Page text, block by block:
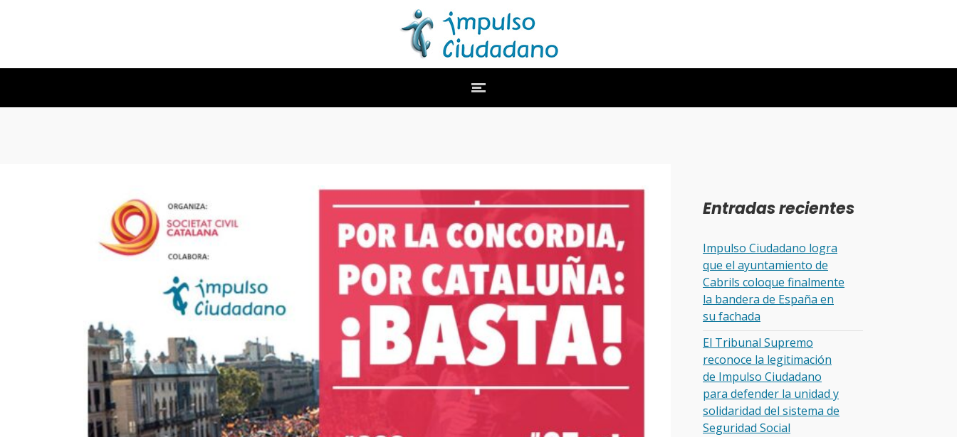
Entradas recientes
Impulso Ciudadano logra
que el ayuntamiento de
Cabrils coloque finalmente
la bandera de España en
su fachada
El Tribunal Supremo
reconoce la legitimación
de Impulso Ciudadano
para defender la unidad y
solidaridad del sistema de
Seguridad Social